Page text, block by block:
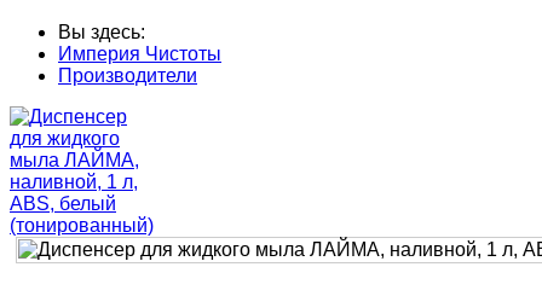
Вы здесь:
Империя Чистоты
Производители